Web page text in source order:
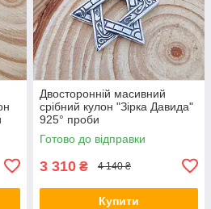
Двосторонній масивний
срібний кулон "Зірка Давида"
925° проби
Готово до відправки
3 310 ₴ 4 140 ₴
Купити